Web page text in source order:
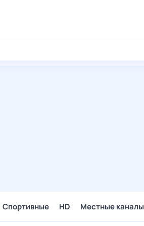
Спортивные HD Местные каналы